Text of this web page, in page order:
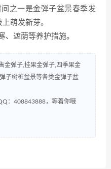
之一是金弹子盆景春季发
萌发新芽。
、遮荫等养护措施。
金弹子,挂果金弹子,四季果金
子树桩盆景等各类金弹子盆
：408843888，等着你哦